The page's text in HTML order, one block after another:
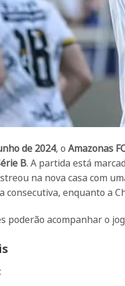
de 2024, o Amazonas
B. A partida está
na nova casa com
enquanto a
poderão acompanhar o